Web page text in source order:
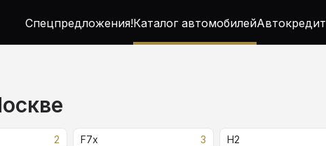
Спецпредложения!Каталог автомобилейАвтокредит
2 F7x 3 H2